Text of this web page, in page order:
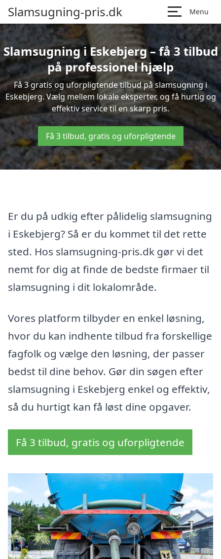
Slamsugning-pris.dk Menu
Slamsugning i Eskebjerg – få 3 tilbud
på professionel hjælp
Få 3 gratis og uforpligtende tilbud på slamsugning i
Eskebjerg. Vælg mellem lokale eksperter, og få hurtig og
effektiv service til en skarp pris.
Få 3 tilbud, gratis og uforpligtende
Er du på udkig efter pålidelig slamsugning
i Eskebjerg? Så er du kommet til det rette
sted. Hos slamsugning-pris.dk gør vi det
nemt for dig at finde de bedste firmaer til
slamsugning i dit lokalområde.
Vores platform tilbyder en enkel løsning,
hvor du kan indhente tilbud fra forskellige
fagfolk og vælge den løsning, der passer
bedst til dine behov. Gør din søgen efter
slamsugning i Eskebjerg enkel og effektiv,
så du hurtigt kan få løst dine opgaver.
Få 3 tilbud, gratis og uforpligtende